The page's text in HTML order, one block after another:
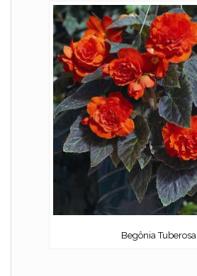
Begônia Tuberosa